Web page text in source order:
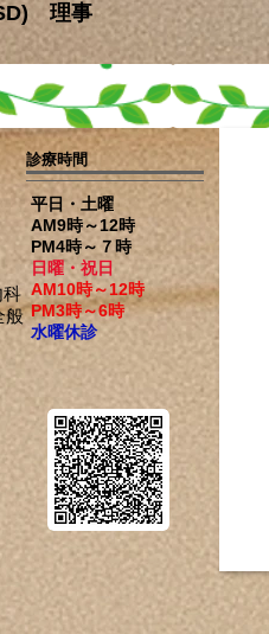
理事
科
診療時間
平日・土曜
AM9時～12時
PM4時～７時
日曜・祝日
AM10時～12時
PM3時～6時
水曜休診